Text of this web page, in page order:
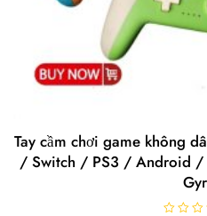
Tay cầm chơi game không
/ Switch / PS3 / Android /